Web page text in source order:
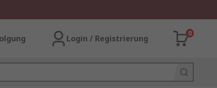
Login / Registrierung
0